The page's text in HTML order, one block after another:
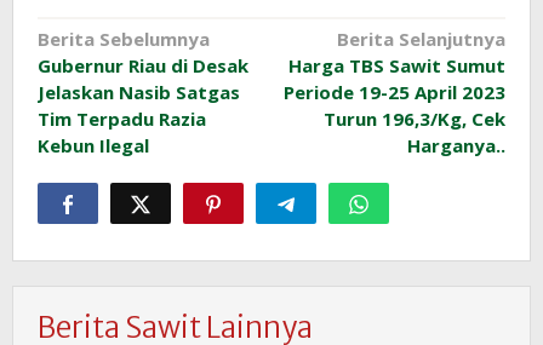
Navigasi
pos
Berita Sebelumnya
Gubernur Riau di Desak
Jelaskan Nasib Satgas
Tim Terpadu Razia
Kebun Ilegal
Berita Selanjutnya
Harga TBS Sawit Sumut
Periode 19-25 April 2023
Turun 196,3/Kg, Cek
Harganya..
Berita Sawit Lainnya